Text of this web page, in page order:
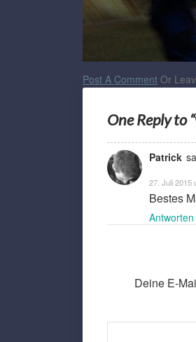
Post A Comment Or
One Reply
Patrick
27. Juli 2015
Bestes
Antworten
Deine E-